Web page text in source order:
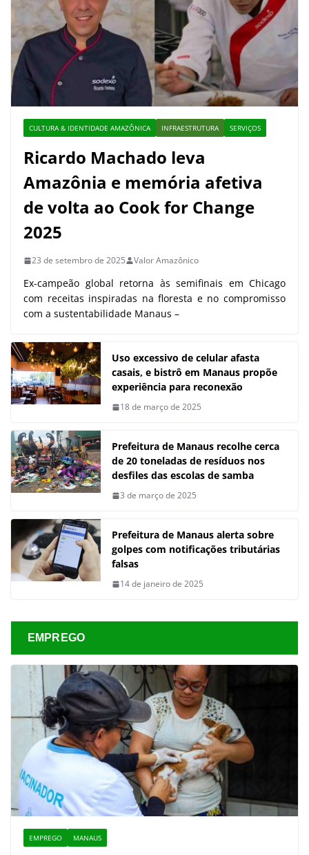
CULTURA & IDENTIDADE AMAZÔNICA INFRAESTRUTURA SERVIÇOS
Ricardo Machado leva
Amazônia e memória afetiva
de volta ao Cook for Change
2025
23 de setembro de 2025 Valor Amazônico
Ex-campeão global retorna às semifinais em Chicago
com receitas inspiradas na floresta e no compromisso
com a sustentabilidade Manaus –
Uso excessivo de celular afasta
casais, e bistrô em Manaus propõe
experiência para reconexão
18 de março de 2025
Prefeitura de Manaus recolhe cerca
de 20 toneladas de resíduos nos
desfiles das escolas de samba
3 de março de 2025
Prefeitura de Manaus alerta sobre
golpes com notificações tributárias
falsas
14 de janeiro de 2025
EMPREGO
EMPREGO MANAUS